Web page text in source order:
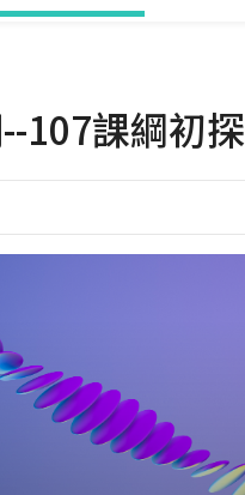
107課綱初探